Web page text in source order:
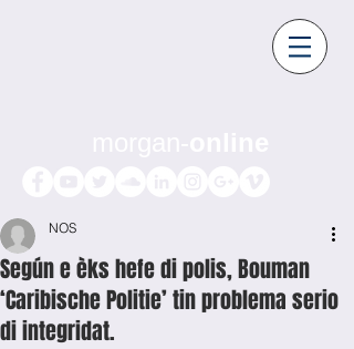
Según e èks hefe di polis, Bouman
‘Caribische Politie’ tin problema serio
di integridat.
NOS